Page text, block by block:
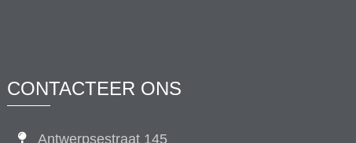
CONTACTEER ONS
Antwerpsestraat 145